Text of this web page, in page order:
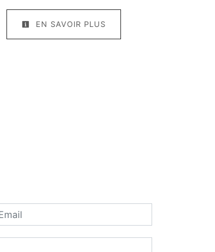
EN SAVOIR PLUS